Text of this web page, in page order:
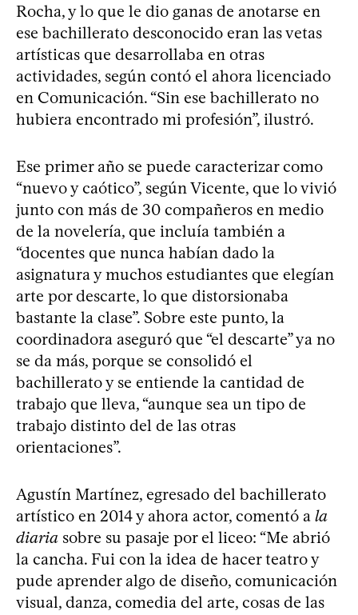
Rocha, y lo que le dio ganas de anotarse en
ese bachillerato desconocido eran las vetas
artísticas que desarrollaba en otras
actividades, según contó el ahora licenciado
en Comunicación. “Sin ese bachillerato no
hubiera encontrado mi profesión”, ilustró.
Ese primer año se puede caracterizar como
“nuevo y caótico”, según Vicente, que lo vivió
junto con más de 30 compañeros en medio
de la novelería, que incluía también a
“docentes que nunca habían dado la
asignatura y muchos estudiantes que elegían
arte por descarte, lo que distorsionaba
bastante la clase”. Sobre este punto, la
coordinadora aseguró que “el descarte” ya no
se da más, porque se consolidó el
bachillerato y se entiende la cantidad de
trabajo que lleva, “aunque sea un tipo de
trabajo distinto del de las otras
orientaciones”.
Agustín Martínez, egresado del bachillerato
artístico en 2014 y ahora actor, comentó a la
diaria sobre su pasaje por el liceo: “Me abrió
la cancha. Fui con la idea de hacer teatro y
pude aprender algo de diseño, comunicación
visual, danza, comedia del arte, cosas de las